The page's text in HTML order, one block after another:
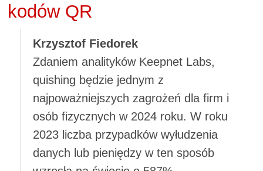
kodów QR
Krzysztof Fiedorek
Zdaniem analityków Keepnet Labs,
quishing będzie jednym z
najpoważniejszych zagrożeń dla firm i
osób fizycznych w 2024 roku. W roku
2023 liczba przypadków wyłudzenia
danych lub pieniędzy w ten sposób